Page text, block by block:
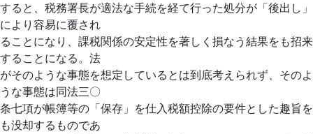
すると、税務署長が適法な手続を経て行った処分が「後出し」
により容易に覆され
ることになり、課税関係の安定性を著しく損なう結果をも招来
することになる。法
がそのような事態を想定しているとは到底考えられず、そのよ
うな事態は同法三〇
条七項が帳簿等の「保存」を仕入税額控除の要件とした趣旨を
も没却するものであ